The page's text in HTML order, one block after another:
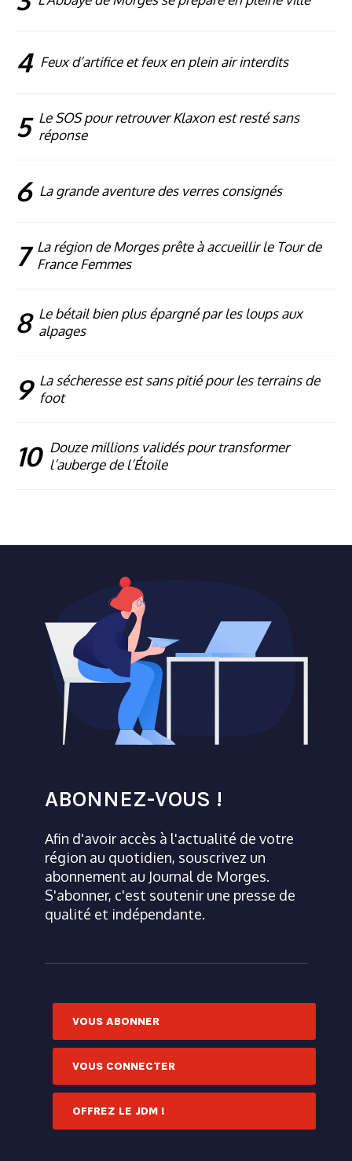
4 Feux d’artifice et feux en plein air interdits
5 Le SOS pour retrouver Klaxon est resté sans
réponse
6 La grande aventure des verres consignés
7 La région de Morges prête à accueillir le Tour de
France Femmes
8 Le bétail bien plus épargné par les loups aux
alpages
9 La sécheresse est sans pitié pour les terrains de
foot
10 Douze millions validés pour transformer
l’auberge de l’Étoile
ABONNEZ-VOUS !
Afin d'avoir accès à l'actualité de votre
région au quotidien, souscrivez un
abonnement au Journal de Morges.
S'abonner, c'est soutenir une presse de
qualité et indépendante.
VOUS ABONNER
VOUS CONNECTER
OFFREZ LE JDM !